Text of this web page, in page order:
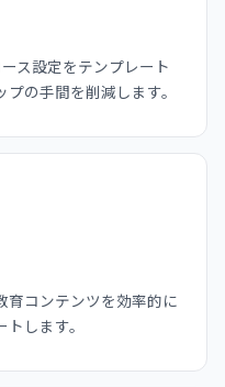
ス設定をテンプレート
の手間を削減します。
育コンテンツを効率的に
します。